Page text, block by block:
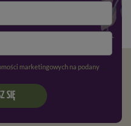
adres e-mail oraz przetwarzanie danych osobowych zgodnie z
SIĘ